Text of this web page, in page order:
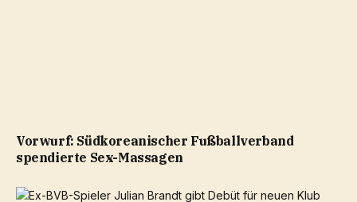
Vorwurf: Südkoreanischer Fußballverband
spendierte Sex-Massagen